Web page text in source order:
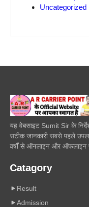
Uncategorized
यह वेबसाइट Sumit Sir के
सटीक जानकारी सबसे पहले
वर्षों से ऑनलाइन और ऑफलाइन
Catagory
Result
Admission